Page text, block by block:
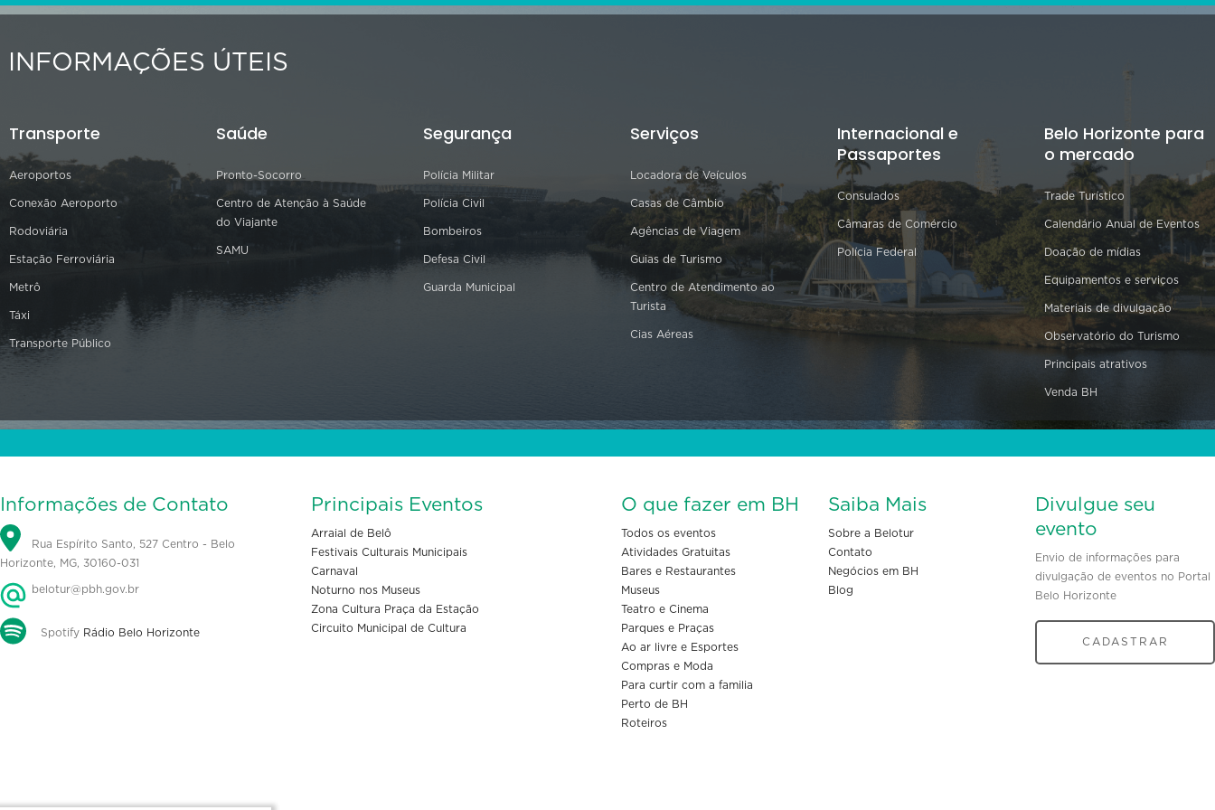
INFORMAÇÕES ÚTEIS
Transporte
Aeroportos
Conexão Aeroporto
Rodoviária
Estação Ferroviária
Metrô
Táxi
Transporte Público
Saúde
Pronto-Socorro
Centro de Atenção à Saúde
do Viajante
SAMU
Segurança
Polícia Militar
Polícia Civil
Bombeiros
Defesa Civil
Guarda Municipal
Serviços
Locadora de Veículos
Casas de Câmbio
Agências de Viagem
Guias de Turismo
Centro de Atendimento ao
Turista
Cias Aéreas
Internacional e
Passaportes
Consulados
Câmaras de Comércio
Polícia Federal
Belo Horizonte para
o mercado
Trade Turístico
Calendário Anual de Eventos
Doação de mídias
Equipamentos e serviços
Materiais de divulgação
Observatório do Turismo
Principais atrativos
Venda BH
Informações de Contato
Rua Espírito Santo, 527 Centro - Belo
Horizonte, MG, 30160-031
belotur@pbh.gov.br
Spotify Rádio Belo Horizonte
Principais Eventos
Arraial de Belô
Festivais Culturais Municipais
Carnaval
Noturno nos Museus
Zona Cultura Praça da Estação
Circuito Municipal de Cultura
O que fazer em BH
Todos os eventos
Atividades Gratuitas
Bares e Restaurantes
Museus
Teatro e Cinema
Parques e Praças
Ao ar livre e Esportes
Compras e Moda
Para curtir com a familia
Perto de BH
Roteiros
Saiba Mais
Sobre a Belotur
Contato
Negócios em BH
Blog
Divulgue seu
evento
Envio de informações para
divulgação de eventos no Portal
Belo Horizonte
CADASTRAR